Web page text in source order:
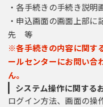
・各手続きの手続き説明
・申込画面の画面上部
先 等
※各手続きの内容に関す
ールセンターにお問い合
ん。
システム操作に関する
ログイン方法、画面の操